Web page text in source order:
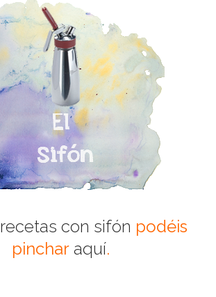
recetas con sifón podéis
pinchar aquí.